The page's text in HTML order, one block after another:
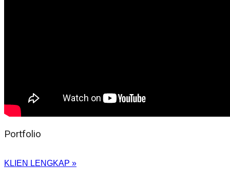
Portfolio
KLIEN LENGKAP »